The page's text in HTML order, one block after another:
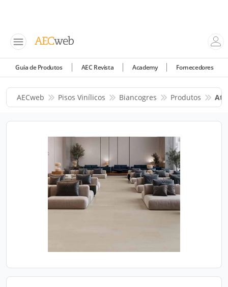
Guia de Produtos AEC Revista Academy Fornecedores
AECweb Pisos Vinílicos Biancogres Produtos